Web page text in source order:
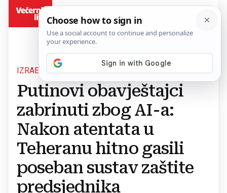
IZRAELSKA OPERACIJA UZDRMALA MOSKVU
Putinovi obavještajci
zabrinuti zbog AI-a:
Nakon atentata u
Teheranu hitno gasili
poseban sustav zaštite
predsjednika